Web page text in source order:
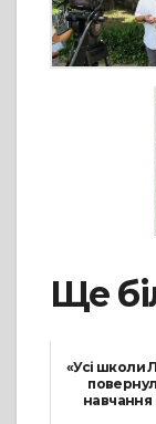
Ще
«Усі школи
навчання